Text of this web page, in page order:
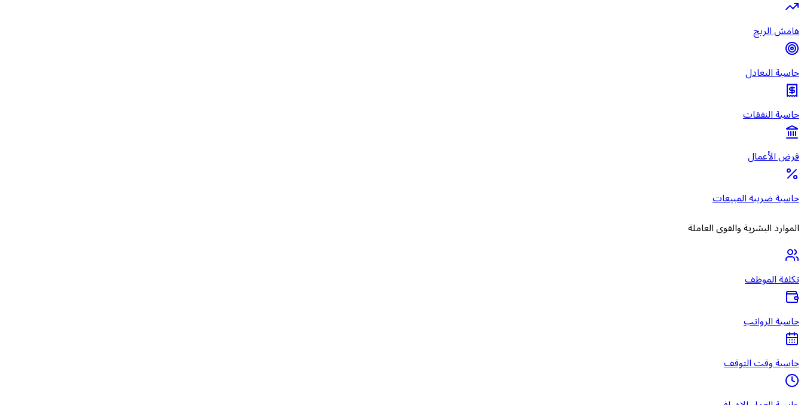
هامش الربح
حاسبة التعادل
حاسبة النفقات
قرض الأعمال
حاسبة ضريبة المبيعات
الموارد البشرية والقوى العاملة
تكلفة الموظف
حاسبة الرواتب
حاسبة وقت التوقف